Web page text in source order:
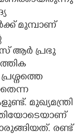
മുമ്പാണ്
ആർ പ്രഭു
മുഖ്യമന്ത്രി
രണ്ട്